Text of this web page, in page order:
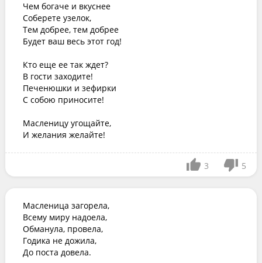
Чем богаче и вкуснее
Соберете узелок,
Тем добрее, тем добрее
Будет ваш весь этот год!
Кто еще ее так ждет?
В гости заходите!
Печенюшки и зефирки
С собою приносите!
Масленицу угощайте,
И желания желайте!
3 5
Масленица загорела,
Всему миру надоела,
Обманула, провела,
Годика не дожила,
До поста довела.